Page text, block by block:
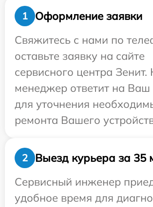
1
Оформление заявки
Свяжитесь с нами по
оставьте заявку на сайте
сервисного центра
менеджер ответит на Ваш
для уточнения
ремонта Вашего
2
Выезд курьера за 35
Сервисный инженер
удобное время для